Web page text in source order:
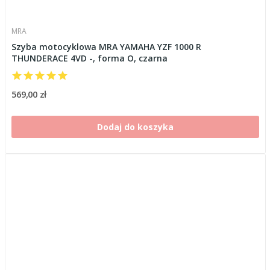
MRA
Szyba motocyklowa MRA YAMAHA YZF 1000 R
THUNDERACE 4VD -, forma O, czarna
569,00 zł
Dodaj do koszyka